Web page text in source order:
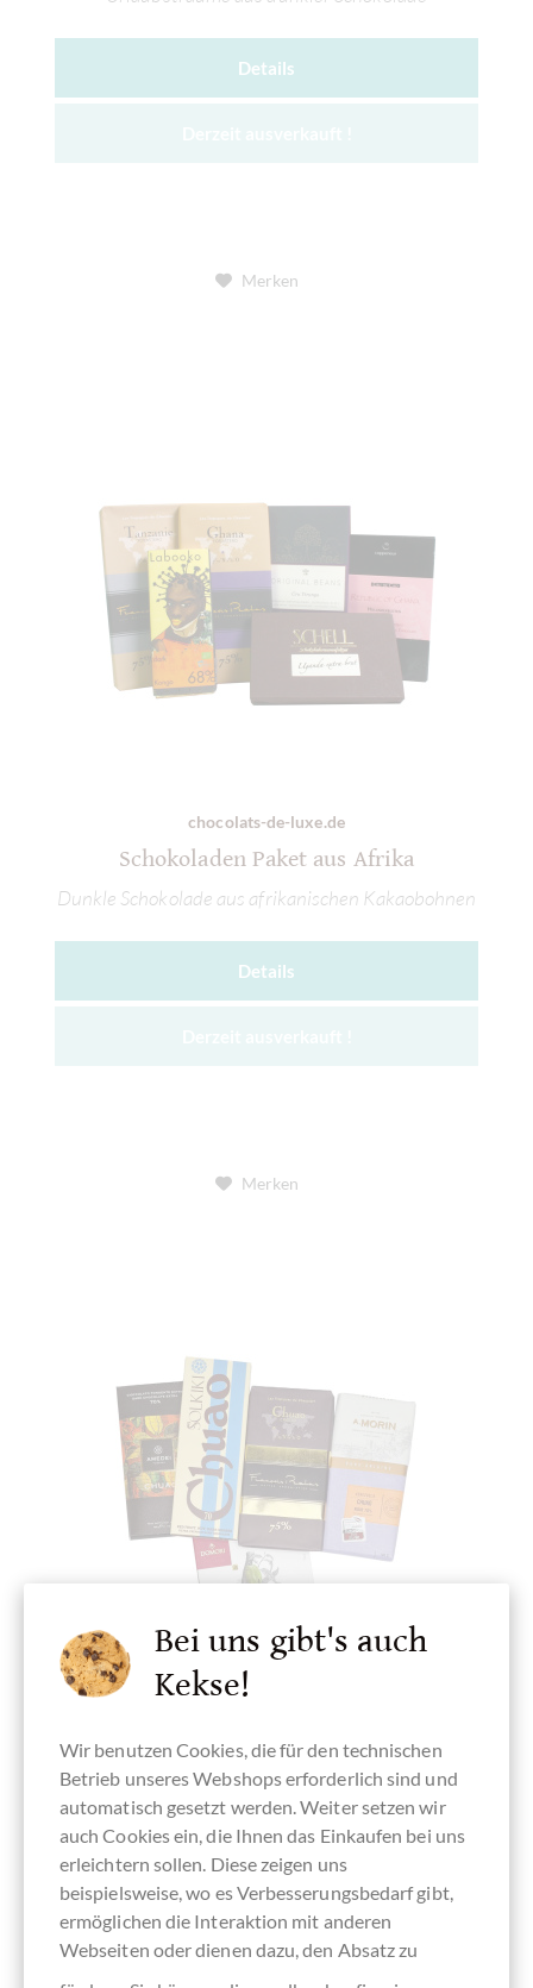
Details
Merken
chocolats-de-luxe.de
Schokoladen Paket aus Afrika
Dunkle Schokolade aus afrikanischen Kakaobohnen
Details
Merken
Chuao Schokoladen Probierpaket
dunkle Schokoladen aus dem Edel-Kakao
Details
Derzeit ausverkauft !
Bei uns gibt's auch
Kekse!
Wir benutzen Cookies, die für den technischen
Betrieb unseres Webshops erforderlich sind und
automatisch gesetzt werden. Weiter setzen wir
auch Cookies ein, die Ihnen das Einkaufen bei uns
erleichtern sollen. Diese zeigen uns
beispielsweise, wo es Verbesserungsbedarf gibt,
ermöglichen die Interaktion mit anderen
Webseiten oder dienen dazu, den Absatz zu